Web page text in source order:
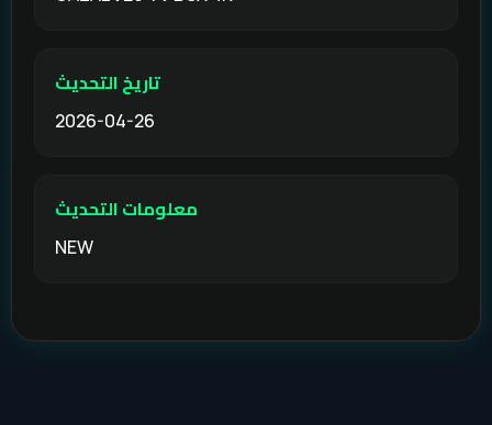
تاريخ التحديث
2026-04-26
معلومات التحديث
NEW